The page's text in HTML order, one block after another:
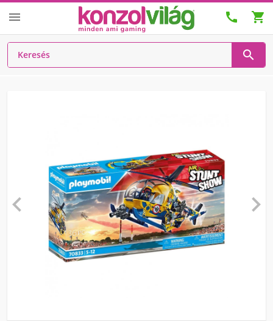
  

 